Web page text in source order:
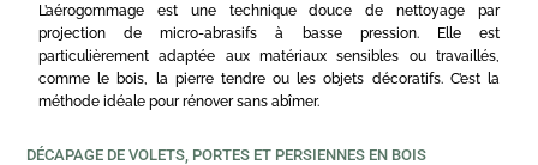
L’aérogommage est une technique douce de nettoyage par
projection de micro-abrasifs à basse pression. Elle est
particulièrement adaptée aux matériaux sensibles ou travaillés,
comme le bois, la pierre tendre ou les objets décoratifs. C’est la
méthode idéale pour rénover sans abîmer.
DÉCAPAGE DE VOLETS, PORTES ET PERSIENNES EN BOIS